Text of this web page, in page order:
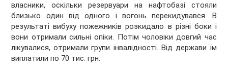
власники, оскільки резервуари на нафтобазі стояли
близько один від одного і вогонь перекидувався. В
результаті вибуху пожежників розкидало в різні боки і
вони отримали сильні опіки. Потім чоловіки довгий час
лікувалися, отримали групи інвалідності. Від держави їм
виплатили по 70 тис. грн.